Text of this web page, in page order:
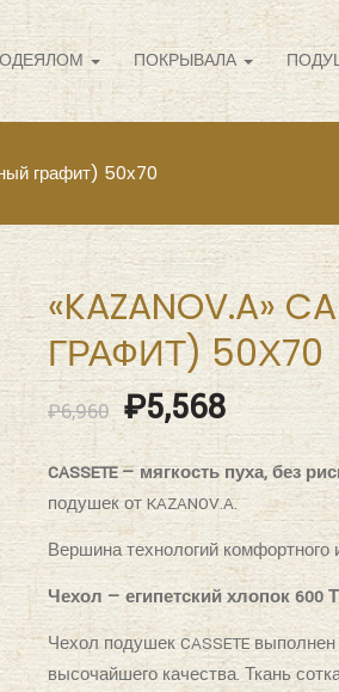
ПОКРЫВАЛА
графит) 50х70
«KAZANOV.A»
ГРАФИТ) 50Х70
₽6,960 ₽5,568
CASSETE — мягкость пуха, без
подушек от KAZANOV.A.
Вершина технологий комфортного
Чехол — египетский хлопок 600
Чехол подушек CASSETE выполнен
высочайшего качества. Ткань